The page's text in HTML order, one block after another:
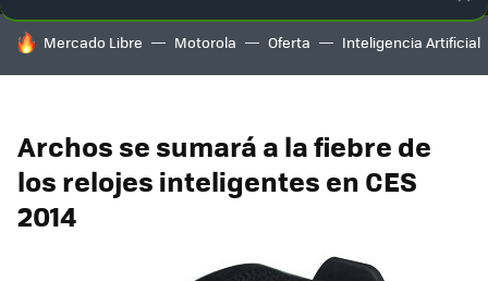
HOY SE HABLA DE
Mercado Libre Motorola Oferta Inteligencia Artificial
Archos se sumará a la fiebre de
los relojes inteligentes en CES
2014